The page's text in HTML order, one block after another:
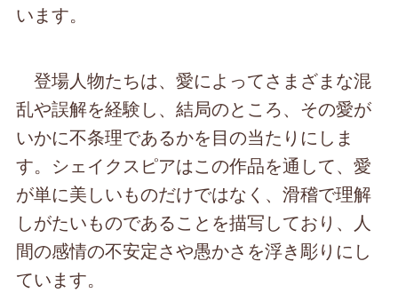
います。
登場人物たちは、愛によってさまざまな混
乱や誤解を経験し、結局のところ、その愛が
いかに不条理であるかを目の当たりにしま
す。シェイクスピアはこの作品を通して、愛
が単に美しいものだけではなく、滑稽で理解
しがたいものであることを描写しており、人
間の感情の不安定さや愚かさを浮き彫りにし
ています。